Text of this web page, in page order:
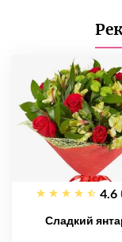
4.6
Сладкий